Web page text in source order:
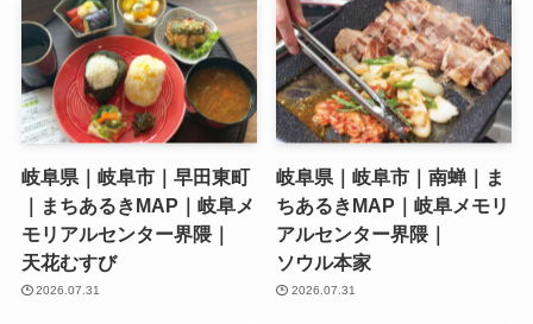
岐阜県｜岐阜市｜早田東町
｜まちあるきMAP｜岐阜メ
モリアルセンター界隈｜
天花むすび
2026.07.31
岐阜県｜岐阜市｜南蝉｜ま
ちあるきMAP｜岐阜メモリ
アルセンター界隈｜
ソウル本家
2026.07.31